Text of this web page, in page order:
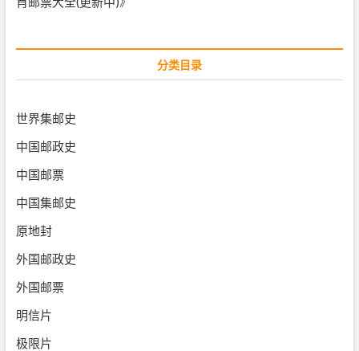
分类目录
世界集邮史
中国邮政史
中国邮票
中国集邮史
原地封
外国邮政史
外国邮票
明信片
极限片